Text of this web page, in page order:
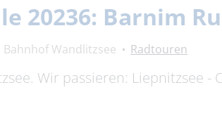
20236: Barnim
Bahnhof Wandlitzsee Radtouren
Wir passieren: Liepnitzsee -